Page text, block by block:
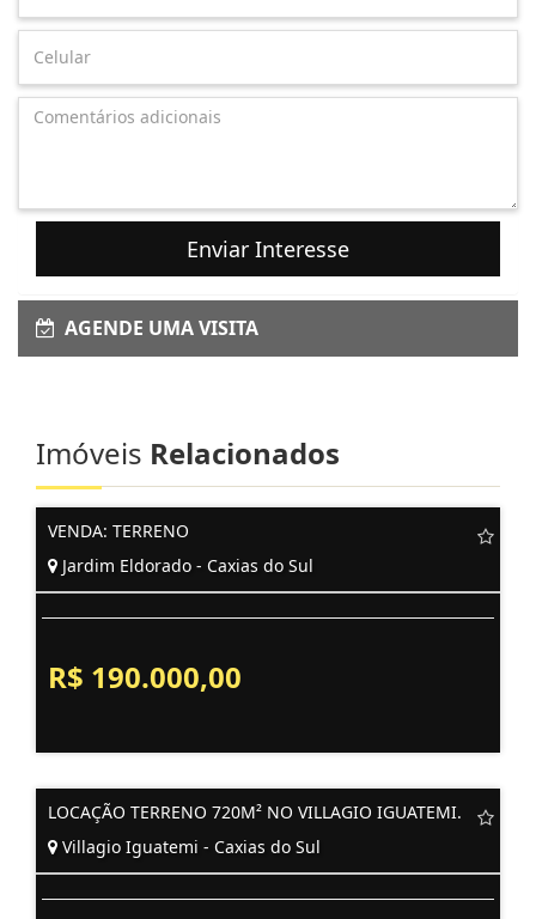
Enviar Interesse
AGENDE UMA VISITA
Imóveis Relacionados
VENDA: TERRENO
Jardim Eldorado - Caxias do Sul
R$ 190.000,00
LOCAÇÃO TERRENO 720M² NO VILLAGIO IGUATEMI.
Villagio Iguatemi - Caxias do Sul